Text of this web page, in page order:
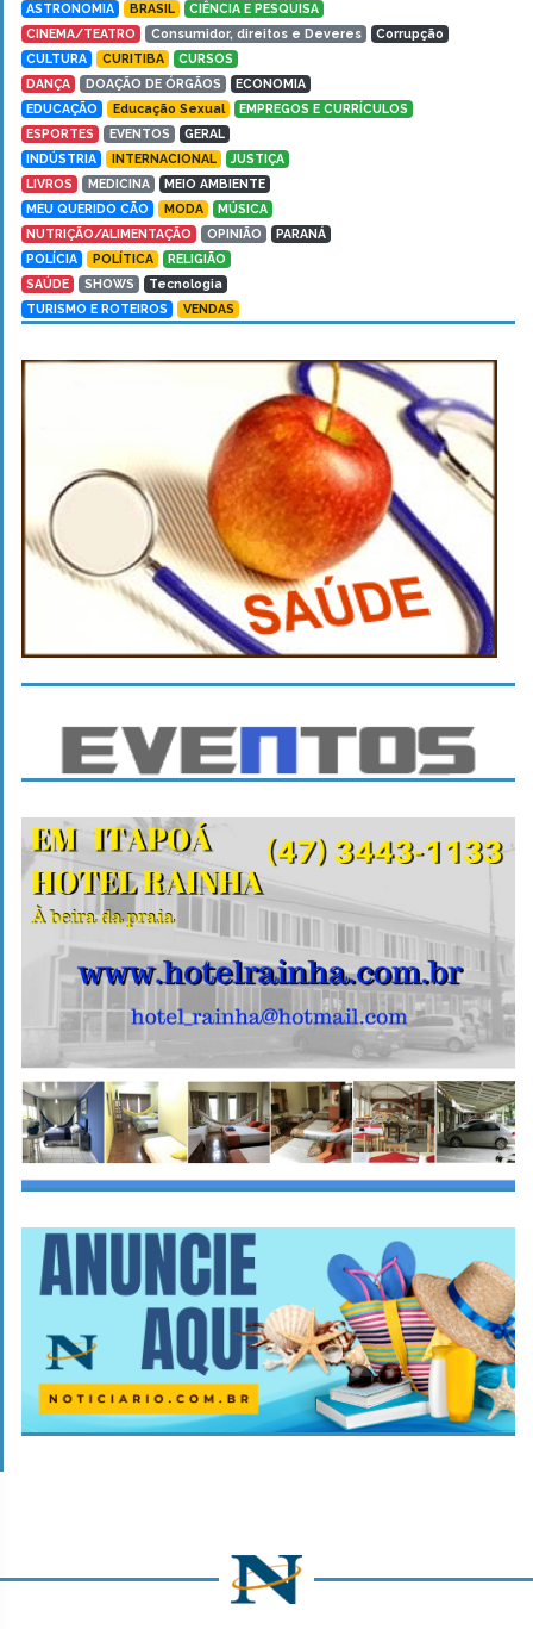
ASTRONOMIA BRASIL
CIÊNCIA E PESQUISA
CINEMA/TEATRO
Consumidor, direitos e Deveres
Corrupção
CULTURA
CURITIBA
CURSOS
DANÇA
DOAÇÃO DE ÓRGÃOS
ECONOMIA
EDUCAÇÃO
Educação Sexual
EMPREGOS E CURRÍCULOS
ESPORTES
EVENTOS
GERAL
INDÚSTRIA
INTERNACIONAL
JUSTIÇA
LIVROS
MEDICINA
MEIO AMBIENTE
MEU QUERIDO CÃO
MODA
MÚSICA
NUTRIÇÃO/ALIMENTAÇÃO
OPINIÃO
PARANÁ
POLÍCIA
POLÍTICA
RELIGIÃO
SAÚDE
SHOWS
Tecnologia
TURISMO E ROTEIROS
VENDAS